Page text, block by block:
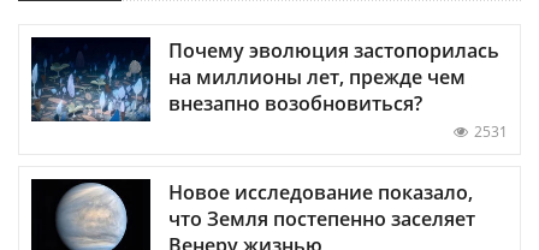
Почему эволюция застопорилась
на миллионы лет, прежде чем
внезапно возобновиться?
2531
Новое исследование показало,
что Земля постепенно заселяет